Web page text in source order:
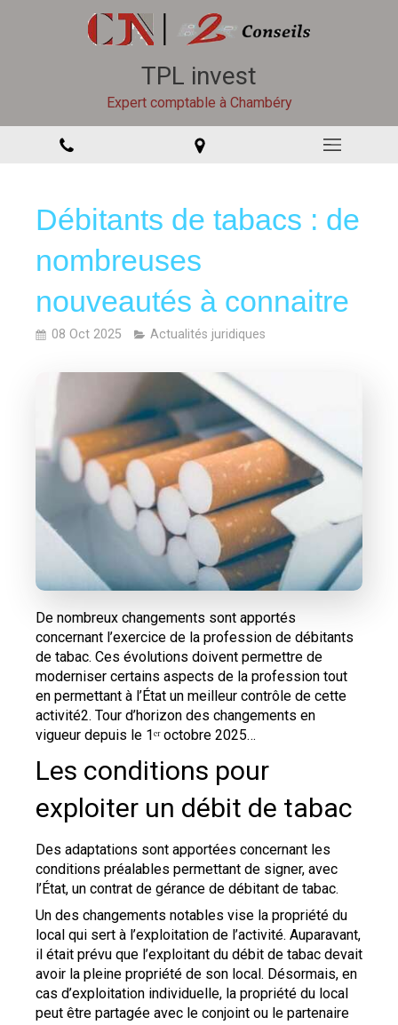
TPL invest
Expert comptable à Chambéry
Débitants de tabacs : de
nombreuses
nouveautés à connaitre
08 Oct 2025 Actualités juridiques
De nombreux changements sont apportés
concernant l’exercice de la profession de débitants
de tabac. Ces évolutions doivent permettre de
moderniser certains aspects de la profession tout
en permettant à l’État un meilleur contrôle de cette
activité2. Tour d’horizon des changements en
vigueur depuis le 1ᵉʳ octobre 2025…
Les conditions pour
exploiter un débit de tabac
Des adaptations sont apportées concernant les
conditions préalables permettant de signer, avec
l’État, un contrat de gérance de débitant de tabac.
Un des changements notables vise la propriété du
local qui sert à l’exploitation de l’activité. Auparavant,
il était prévu que l’exploitant du débit de tabac devait
avoir la pleine propriété de son local. Désormais, en
cas d’exploitation individuelle, la propriété du local
peut être partagée avec le conjoint ou le partenaire